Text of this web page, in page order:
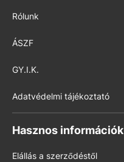
Rólunk
ÁSZF
GY.I.K.
Adatvédelmi tájékoztató
Hasznos információk
Elállás a szerződéstől